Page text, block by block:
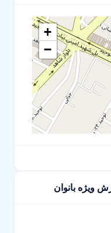
+
−
ویژه بانوان